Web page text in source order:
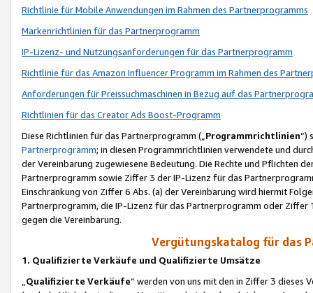
Richtlinie für Mobile Anwendungen im Rahmen des Partnerprogramms
Markenrichtlinien für das Partnerprogramm
IP-Lizenz- und Nutzungsanforderungen für das Partnerprogramm
Richtlinie für das Amazon Influencer Programm im Rahmen des
Anforderungen für Preissuchmaschinen in Bezug auf das
Richtlinien für das Creator Ads Boost-Programm
Diese Richtlinien für das Partnerprogramm („Programmrichtlinien“)
Partnerprogramm; in diesen Programmrichtlinien verwendete und
der Vereinbarung zugewiesene Bedeutung. Die Rechte und Pflichten
Partnerprogramm sowie Ziffer 3 der IP-Lizenz für das
Einschränkung von Ziffer 6 Abs. (a) der Vereinbarung wird hiermit
Partnerprogramm, die IP-Lizenz für das Partnerprogramm oder
gegen die Vereinbarung.
Vergütungskatalog für das
1. Qualifizierte Verkäufe und Qualifizierte Umsätze
Qualifizierte Verkäufe“ werden von uns mit den in Ziffer 3